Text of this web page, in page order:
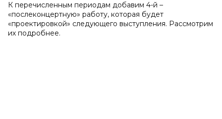
К перечисленным периодам добавим 4-й –
«послеконцертную» работу, которая будет
«проектировкой» следующего выступления. Рассмотрим
их подробнее.